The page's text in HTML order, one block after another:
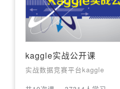
kaggle实战公开课
实战数据竞赛平台kaggle